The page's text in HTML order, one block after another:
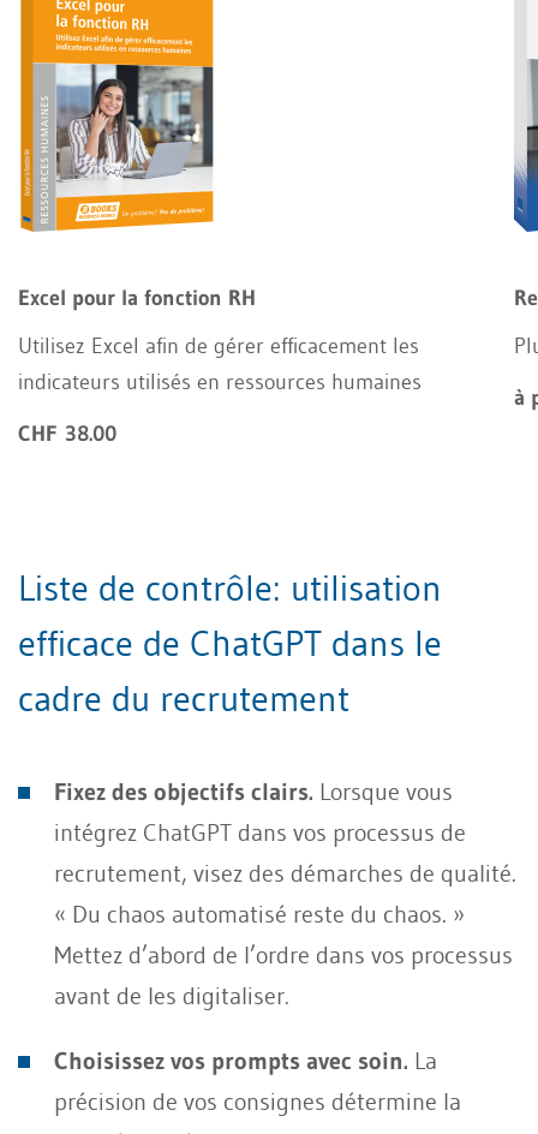
Excel pour la fonction RH
Utilisez Excel afin de gérer efficacement les
indicateurs utilisés en ressources humaines
CHF 38.00
à
Liste de contrôle: utilisation
efficace de ChatGPT dans le
cadre du recrutement
Fixez des objectifs clairs. Lorsque vous
intégrez ChatGPT dans vos processus de
recrutement, visez des démarches de qualité.
« Du chaos automatisé reste du chaos. »
Mettez d’abord de l’ordre dans vos processus
avant de les digitaliser.
Choisissez vos prompts avec soin. La
précision de vos consignes détermine la